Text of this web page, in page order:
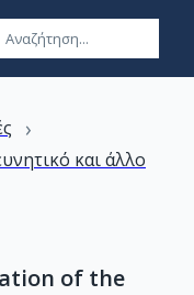
›
και άλλο
of the